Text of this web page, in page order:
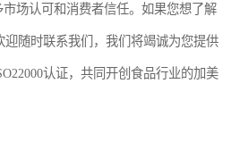
场认可和消费者信任。如果您想了解
迎随时联系我们，我们将竭诚为您提供
认证，共同开创食品行业的加美